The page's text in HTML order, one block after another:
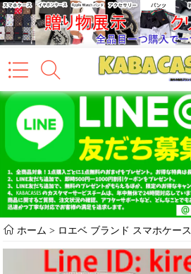
ホーム > ロエベ ブランド スマホケース